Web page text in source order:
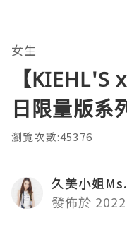
女生
【
日限量版系
瀏覽次數:45376
久美小姐
發佈於